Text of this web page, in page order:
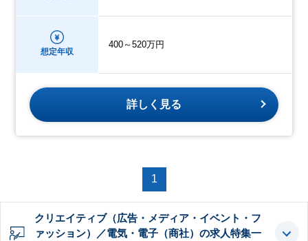
想定年収
400～520万円
詳しく見る
1
クリエイティブ（広告・メディア・イベント・フ
ァッション）／電気・電子（商社）の求人特集一